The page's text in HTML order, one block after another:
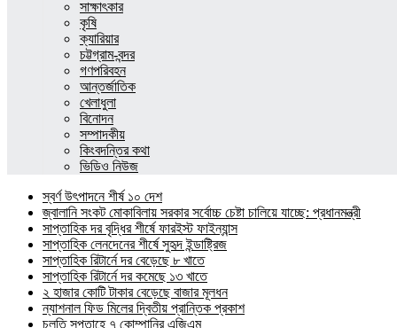
সাক্ষাৎকার
কৃষি
ক্যারিয়ার
চট্টগ্রাম-বন্দর
গণপরিবহন
আন্তর্জাতিক
খেলাধুলা
বিনোদন
সম্পাদকীয়
কিংবদন্তির কথা
ভিডিও নিউজ
স্বর্ণ উৎপাদনে শীর্ষ ১০ দেশ
জ্বালানি সংকট মোকাবিলায় সরকার সর্বোচ্চ চেষ্টা চালিয়ে যাচ্ছে: প্রধানমন্ত্রী
সাপ্তাহিক দর বৃদ্ধির শীর্ষে ফারইস্ট ফাইন্যান্স
সাপ্তাহিক লেনদেনের শীর্ষে সুহৃদ ইন্ডাষ্ট্রিজ
সাপ্তাহিক রিটার্নে দর বেড়েছে ৮ খাতে
সাপ্তাহিক রিটার্নে দর কমেছে ১৩ খাতে
২ হাজার কোটি টাকার বেড়েছে বাজার মূলধন
ন্যাশনাল ফিড মিলের দ্বিতীয় প্রান্তিক প্রকাশ
চলতি সপ্তাহে ৭ কোম্পানির এজিএম